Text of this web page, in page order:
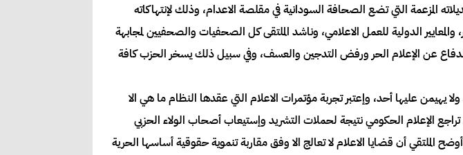
الصحفية لعام 2009م المعيب أصلاً وتعديلاته المزعمة التي تضع الصحافة السودانية في مقلصة الاعدام، وذلك لإنتهاكاته
الدولية للعمل الاعلامي، وناشد الملتقى كل الصحفيات والصحفيين لمجابهة
الدفاع عن الإعلام الحر ورفض التدجين والعسف، وفي سبيل ذلك يسخر الحزب كافة
عليها أحد، وإعتبر تجربة مؤتمرات الاعلام التي عقدها النظام ما هي الا
الإعلام الحكومي نتيجة لحملات التشريد وإستيعاب أصحاب الولاء الحزبي
الملتقي أن قضايا الاعلام لا تعالج الا وفق مقاربة تنموية حقوقية أساسها الحرية